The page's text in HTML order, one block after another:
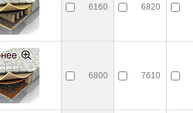
6160 6820
6800 7610